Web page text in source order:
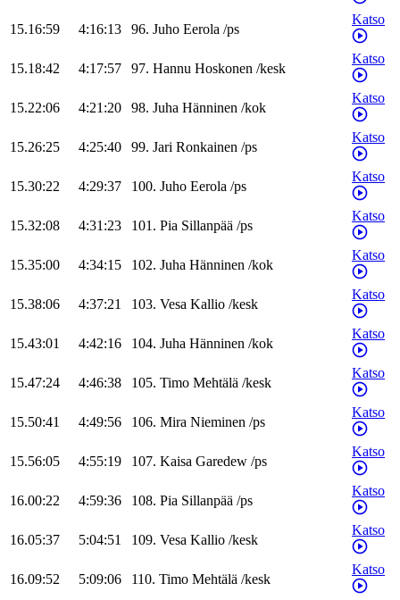
15.16:59 4:16:13 96. Juho Eerola /ps
Katso
15.18:42 4:17:57 97. Hannu Hoskonen /kesk
Katso
15.22:06 4:21:20 98. Juha Hänninen /kok
Katso
15.26:25 4:25:40 99. Jari Ronkainen /ps
Katso
15.30:22 4:29:37 100. Juho Eerola /ps
Katso
15.32:08 4:31:23 101. Pia Sillanpää /ps
Katso
15.35:00 4:34:15 102. Juha Hänninen /kok
Katso
15.38:06 4:37:21 103. Vesa Kallio /kesk
Katso
15.43:01 4:42:16 104. Juha Hänninen /kok
Katso
15.47:24 4:46:38 105. Timo Mehtälä /kesk
Katso
15.50:41 4:49:56 106. Mira Nieminen /ps
Katso
15.56:05 4:55:19 107. Kaisa Garedew /ps
Katso
16.00:22 4:59:36 108. Pia Sillanpää /ps
Katso
16.05:37 5:04:51 109. Vesa Kallio /kesk
Katso
16.09:52 5:09:06 110. Timo Mehtälä /kesk
Katso